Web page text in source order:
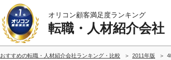
オリコン顧客満足度ランキング
転職・人材紹介会社
おすすめの転職・人材紹介会社ランキング・比較 2011年版